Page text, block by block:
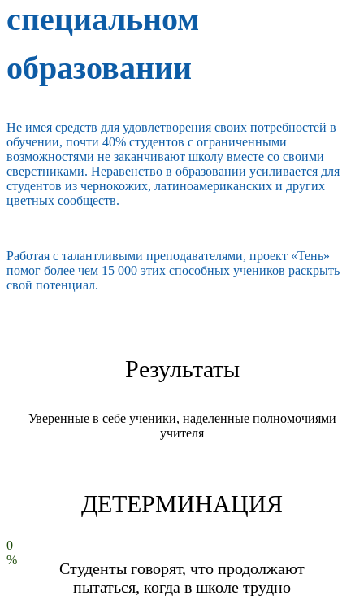
специальном
образовании
Не имея средств для удовлетворения своих потребностей в
обучении, почти 40% студентов с ограниченными
возможностями не заканчивают школу вместе со своими
сверстниками. Неравенство в образовании усиливается для
студентов из чернокожих, латиноамериканских и других
цветных сообществ.
Работая с талантливыми преподавателями, проект «Тень»
помог более чем 15 000 этих способных учеников раскрыть
свой потенциал.
Результаты
Уверенные в себе ученики, наделенные полномочиями
учителя
ДЕТЕРМИНАЦИЯ
0
%
Студенты говорят, что продолжают
пытаться, когда в школе трудно